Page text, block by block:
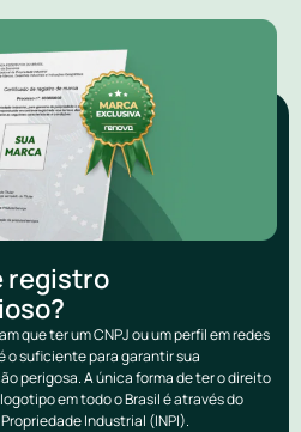
registro
que ter um CNPJ ou um perfil em redes
o suficiente para garantir sua
perigosa. A única forma de ter o direito
em todo o Brasil é através do
Industrial (INPI).